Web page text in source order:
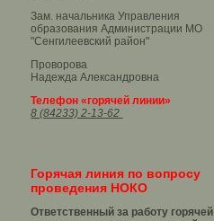
Зам. начальника Управления
образования Администрации МО
"Сенгилеевский район"
Проворова
Надежда Александровна
Телефон «горячей линии»
8 (84233) 2-13-62
Горячая линия по вопросу
проведения НОКО
Ответственный за работу горячей